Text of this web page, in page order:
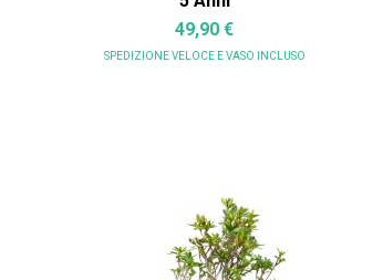
49,90 €
SPEDIZIONE VELOCE E VASO INCLUSO